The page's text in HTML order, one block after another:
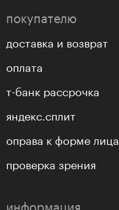
покупателю
доставка и возврат
оплата
т-банк рассрочка
яндекс.сплит
оправа к форме лица
проверка зрения
информация